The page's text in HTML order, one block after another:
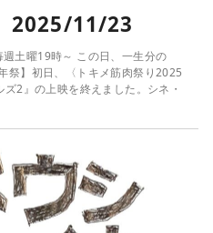
2025/11/23
土曜19時～ この日、一生分の
】初日、〈トキメ筋肉祭り2025
2』の上映を終えました。シネ・